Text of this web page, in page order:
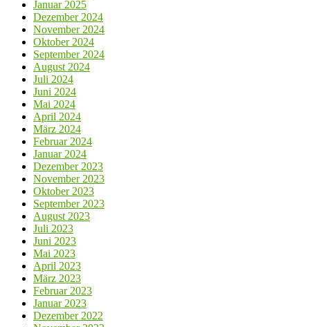
Januar 2025
Dezember 2024
November 2024
Oktober 2024
September 2024
August 2024
Juli 2024
Juni 2024
Mai 2024
April 2024
März 2024
Februar 2024
Januar 2024
Dezember 2023
November 2023
Oktober 2023
September 2023
August 2023
Juli 2023
Juni 2023
Mai 2023
April 2023
März 2023
Februar 2023
Januar 2023
Dezember 2022